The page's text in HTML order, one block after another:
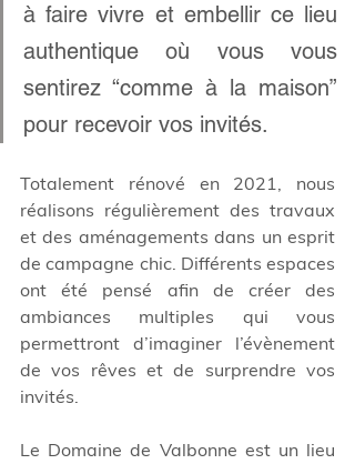
à faire vivre et embellir ce lieu
authentique où vous vous
sentirez “comme à la maison”
pour recevoir vos invités.
Totalement rénové en 2021, nous
réalisons régulièrement des travaux
et des aménagements dans un esprit
de campagne chic. Différents espaces
ont été pensé afin de créer des
ambiances multiples qui vous
permettront d’imaginer l’évènement
de vos rêves et de surprendre vos
invités.
Le Domaine de Valbonne est un lieu